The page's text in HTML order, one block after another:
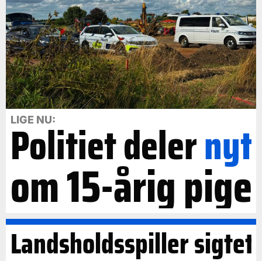
LIGE NU:
Politiet delernyt
om 15-årig pige
Landsholdsspiller sigtet